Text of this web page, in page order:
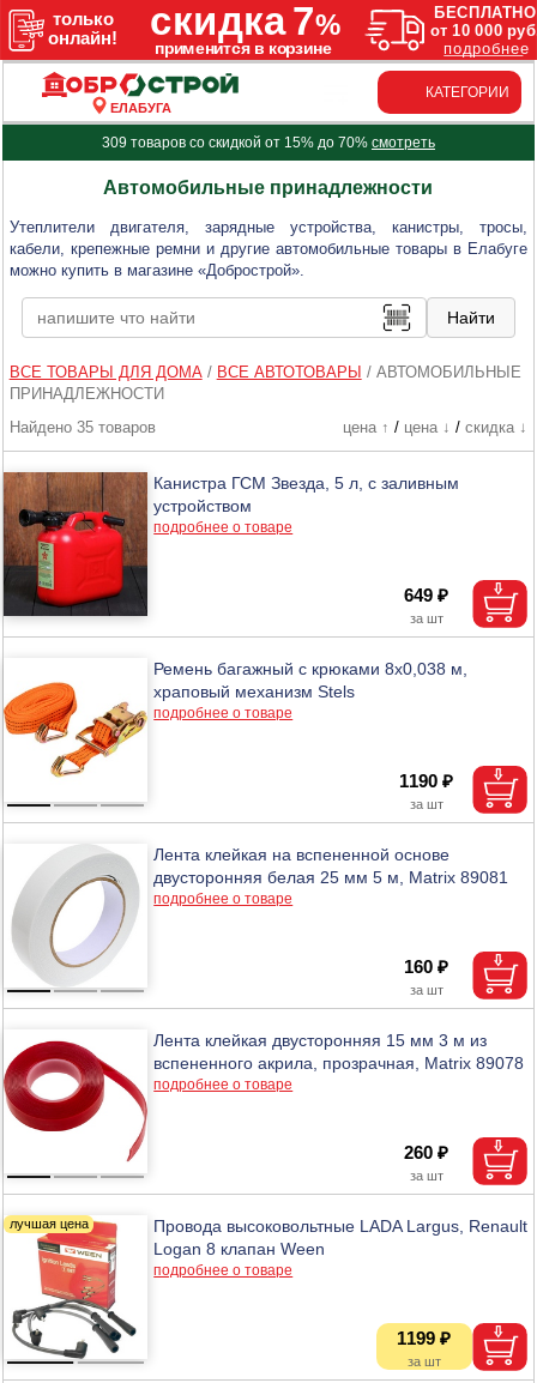
ЕЛАБУГА
КАТЕГОРИИ
309 товаров со скидкой от 15% до 70% смотреть
Автомобильные принадлежности
Утеплители двигателя, зарядные устройства, канистры, тросы,
кабели, крепежные ремни и другие автомобильные товары в Елабуге
можно купить в магазине «Добрострой».
ВСЕ ТОВАРЫ ДЛЯ ДОМА/ ВСЕ АВТОТОВАРЫ / АВТОМОБИЛЬНЫЕ
ПРИНАДЛЕЖНОСТИ
Найдено 35 товаров
цена ↑ / цена ↓ / скидка ↓
Канистра ГСМ Звезда, 5 л, с заливным
устройством
подробнее о товаре
649 ₽
Ремень багажный с крюками 8x0,038 м,
храповый механизм Stels
подробнее о товаре
1190 ₽
Лента клейкая на вспененной основе
двусторонняя белая 25 мм 5 м, Matrix 89081
подробнее о товаре
160 ₽
Лента клейкая двусторонняя 15 мм 3 м из
вспененного акрила, прозрачная, Matrix 89078
подробнее о товаре
260 ₽
Провода высоковольтные LADA Largus, Renault
Logan 8 клапан Ween
подробнее о товаре
1199 ₽